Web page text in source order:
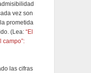
vez son
prometida
(Lea: “El
campo”:
las cifras